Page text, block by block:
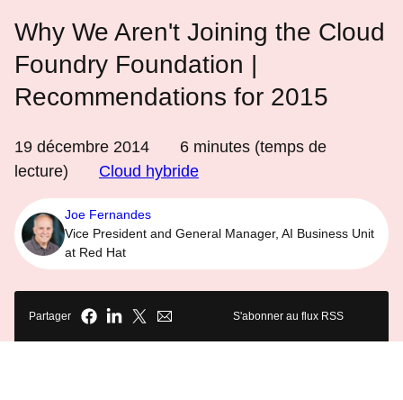
Why We Aren't Joining the Cloud
Foundry Foundation |
Recommendations for 2015
19 décembre 2014 6 minutes (temps de
lecture)
Cloud hybride
Joe Fernandes
Vice President and General Manager, AI Business Unit
at Red Hat
Partager S'abonner au flux RSS